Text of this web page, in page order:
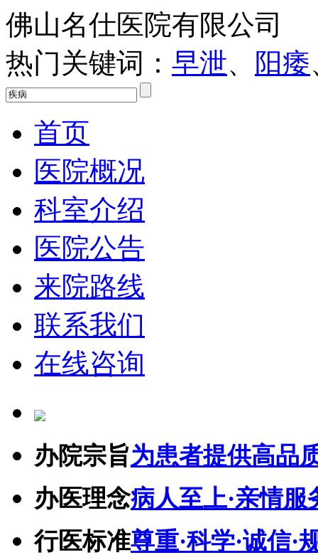
佛山名仕医院有限公司
热门关键词： 早泄、 阳痿
首页
医院概况
科室介绍
医院公告
来院路线
联系我们
在线咨询
办院宗旨为患者提供高品
办医理念病人至上·亲情服
行医标准尊重·科学·诚信·